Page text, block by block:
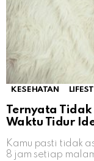
KESEHATAN
Ternyata Tidak
Waktu Tidur
Kamu pasti tidak
8 jam setiap